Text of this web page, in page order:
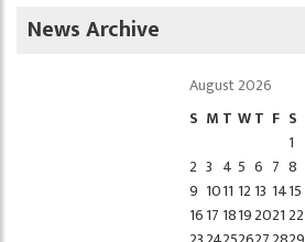
News Archive
August 2026
S M T WT F S
1
2 3 4 5 6 7 8
9 1011 12 13 1415
1617 1819202122